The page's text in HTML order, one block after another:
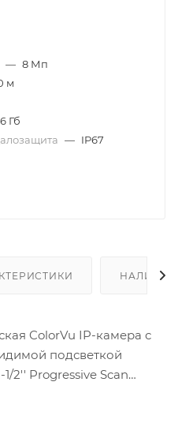
— 8 Мп
м
Гб
— IP67
НАЛИЧИЕ
с
подсветкой
2'' Progressive Scan